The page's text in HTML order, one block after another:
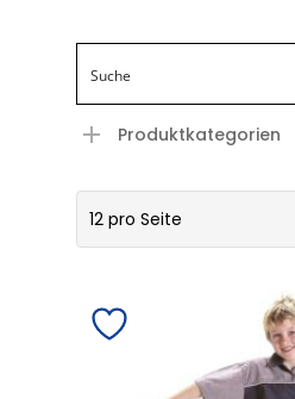
Produktkategorien
12 pro Seite